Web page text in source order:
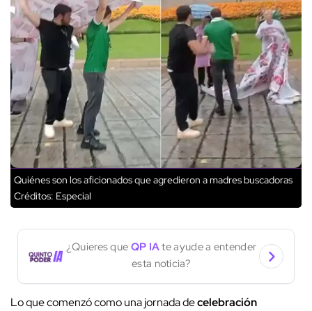
Quiénes son los aficionados que agredieron a madres buscadoras
Créditos: Especial
¿Quieres que QP IAte ayude a entender
esta noticia?
Lo que comenzó como una jornada decelebración